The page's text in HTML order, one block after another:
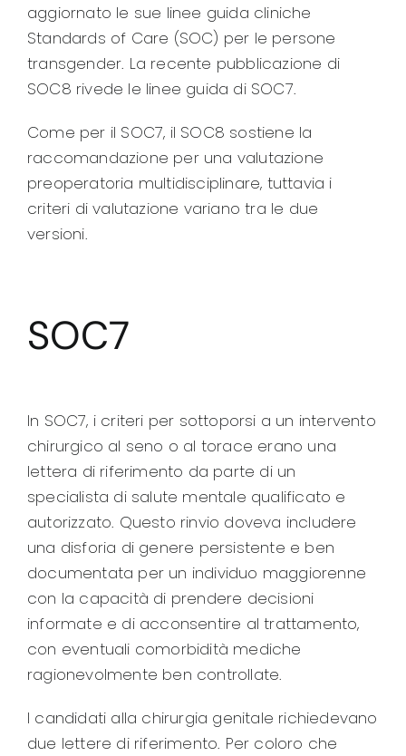
aggiornato le sue linee guida cliniche
Standards of Care (SOC) per le persone
transgender. La recente pubblicazione di
SOC8 rivede le linee guida di SOC7.
Come per il SOC7, il SOC8 sostiene la
raccomandazione per una valutazione
preoperatoria multidisciplinare, tuttavia i
criteri di valutazione variano tra le due
versioni.
SOC7
In SOC7, i criteri per sottoporsi a un intervento
chirurgico al seno o al torace erano una
lettera di riferimento da parte di un
specialista di salute mentale qualificato e
autorizzato. Questo rinvio doveva includere
una disforia di genere persistente e ben
documentata per un individuo maggiorenne
con la capacità di prendere decisioni
informate e di acconsentire al trattamento,
con eventuali comorbidità mediche
ragionevolmente ben controllate.
I candidati alla chirurgia genitale richiedevano
due lettere di riferimento. Per coloro che